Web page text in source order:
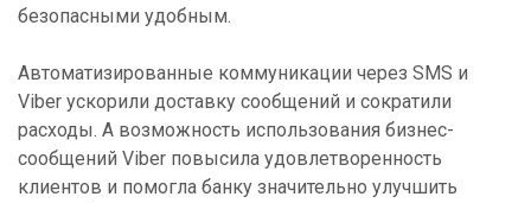
безопасными удобным.
Автоматизированные коммуникации через SMS и
Viber ускорили доставку сообщений и сократили
расходы. А возможность использования бизнес-
сообщений Viber повысила удовлетворенность
клиентов и помогла банку значительно улучшить